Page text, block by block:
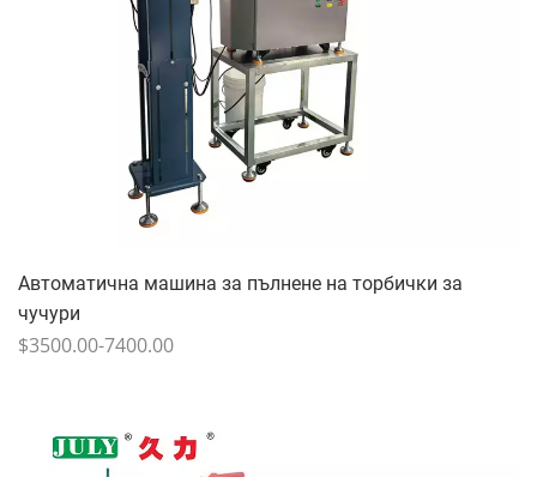
Автоматична машина за пълнене на торбички за
чучури
$3500.00-7400.00